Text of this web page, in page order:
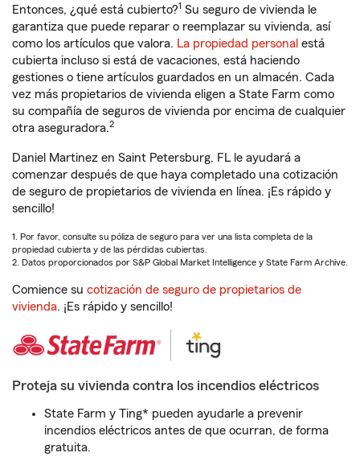
Entonces, ¿qué está cubierto?1 Su seguro de vivienda le
garantiza que puede reparar o reemplazar su vivienda, así
como los artículos que valora. La propiedad personal está
cubierta incluso si está de vacaciones, está haciendo
gestiones o tiene artículos guardados en un almacén. Cada
vez más propietarios de vivienda eligen a State Farm como
su compañía de seguros de vivienda por encima de cualquier
otra aseguradora.2
Daniel Martinez en Saint Petersburg, FL le ayudará a
comenzar después de que haya completado una cotización
de seguro de propietarios de vivienda en línea. ¡Es rápido y
sencillo!
1. Por favor, consulte su póliza de seguro para ver una lista completa de la
propiedad cubierta y de las pérdidas cubiertas.
2. Datos proporcionados por S&P Global Market Intelligence y State Farm Archive.
Comience su cotización de seguro de propietarios de
vivienda. ¡Es rápido y sencillo!
Proteja su vivienda contra los incendios eléctricos
State Farm y Ting* pueden ayudarle a prevenir
incendios eléctricos antes de que ocurran, de forma
gratuita.